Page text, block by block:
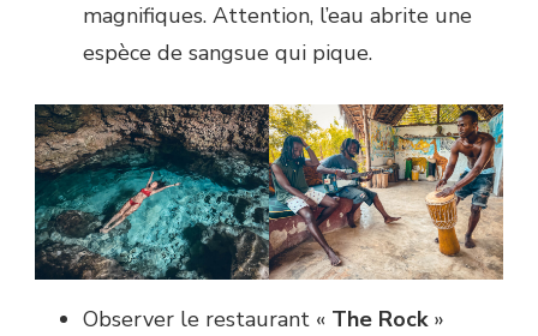
magnifiques. Attention, l’eau abrite une
espèce de sangsue qui pique.
Observer le restaurant « The Rock»